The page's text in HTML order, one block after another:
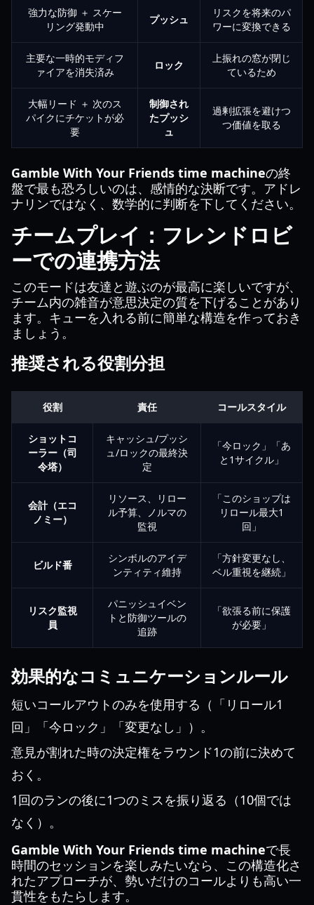
強力な防御 ＋ スケー
リング発動中
プッシュ
リスクを将来のパ
ワーに変換できる
主要な一時的モディフ
ァイアを消失済み
ロック
上振れの窓が閉じ
ているため
大幅リード ＋ 次のス
パイクにチケットが必
要
制御され
たプッシ
ュ
過剰拡張を避けつ
つ価値を取る
Gamble With Your Friends time machineの終
盤で最も恐ろしいのは、感情的な決断です。アドレ
ナリンではなく、数学的に判断を下してください。
チームプレイ：フレンドロビ
ーでの連携方法
このモードは友達と遊ぶのが最高に楽しいですが、
チーム内の雑音が意思決定の質を下げることがあり
ます。キューを入れる前に簡単な構造を作っておき
ましょう。
推奨される役割分担
役割 責任 コールスタイル
ショットコ
ーラー（司
令塔）
キャッシュ/プッシ
ュ/ロックの最終決
定
「今ロック」「あ
と1サイクル」
会計（エコ
ノミー）
リソース、リロー
ル予算、ノルマの
監視
「このショップは
リロール最大1
回」
ビルド番
シンボルのアイデ
ンティティ維持
「方針変更なし、
ベル重視を継続」
リスク監視
員
パニッシュイベン
トと防御ツールの
追跡
「欲張る前に保護
が必要」
効果的なコミュニケーションルール
短いコールアウトのみを使用する（「リロール1
回」「今ロック」「変更なし」）。
意見が割れた時の決定権をラウンド1の前に決めて
おく。
1回のランの後に1つのミスを振り返る（10個では
なく）。
Gamble With Your Friends time machineで長
時間のセッションを楽しみたいなら、この構造化さ
れたアプローチが、勢いだけのコールよりも高い一
貫性をもたらします。